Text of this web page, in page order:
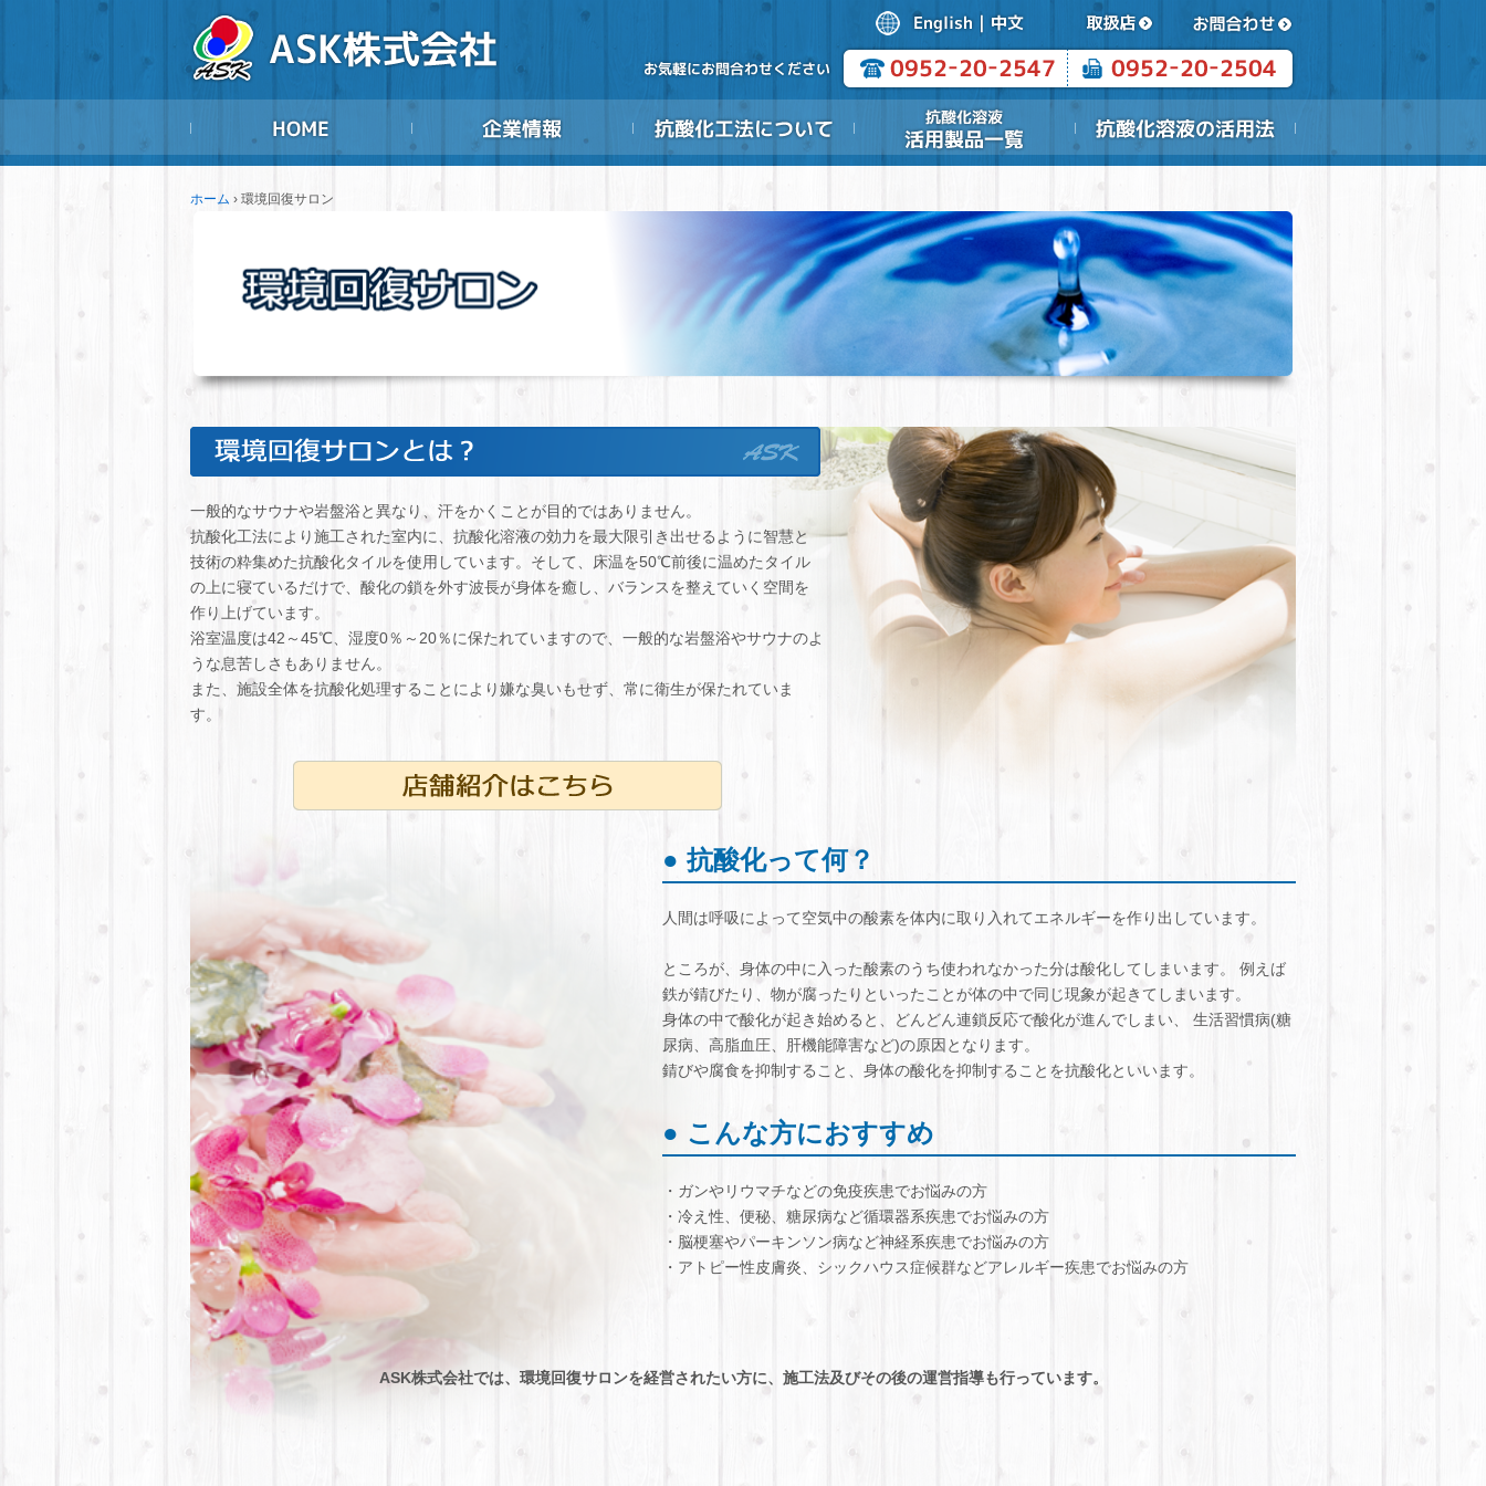
ホーム › 環境回復サロン
一般的なサウナや岩盤浴と異なり、汗をかくことが目的ではありません。
抗酸化工法により施工された室内に、抗酸化溶液の効力を最大限引き出せるように智慧と
技術の粋集めた抗酸化タイルを使用しています。そして、床温を50℃前後に温めたタイル
の上に寝ているだけで、酸化の鎖を外す波長が身体を癒し、バランスを整えていく空間を
作り上げています。
浴室温度は42～45℃、湿度0％～20％に保たれていますので、一般的な岩盤浴やサウナのよ
うな息苦しさもありません。
また、施設全体を抗酸化処理することにより嫌な臭いもせず、常に衛生が保たれていま
す。
● 抗酸化って何？
人間は呼吸によって空気中の酸素を体内に取り入れてエネルギーを作り出しています。
ところが、身体の中に入った酸素のうち使われなかった分は酸化してしまいます。 例えば
鉄が錆びたり、物が腐ったりといったことが体の中で同じ現象が起きてしまいます。
身体の中で酸化が起き始めると、どんどん連鎖反応で酸化が進んでしまい、 生活習慣病(糖
尿病、高脂血圧、肝機能障害など)の原因となります。
錆びや腐食を抑制すること、身体の酸化を抑制することを抗酸化といいます。
● こんな方におすすめ
・ガンやリウマチなどの免疫疾患でお悩みの方
・冷え性、便秘、糖尿病など循環器系疾患でお悩みの方
・脳梗塞やパーキンソン病など神経系疾患でお悩みの方
・アトピー性皮膚炎、シックハウス症候群などアレルギー疾患でお悩みの方
ASK株式会社では、環境回復サロンを経営されたい方に、施工法及びその後の運営指導も行っています。